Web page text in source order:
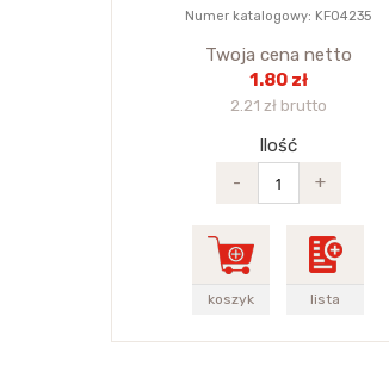
Numer katalogowy: KF04235
Twoja cena netto
1.80 zł
2.21 zł brutto
Ilość
-
+
koszyk lista